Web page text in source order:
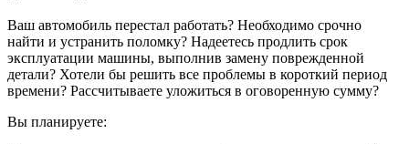
Ваш автомобиль перестал работать? Необходимо срочно
найти и устранить поломку? Надеетесь продлить срок
эксплуатации машины, выполнив замену поврежденной
детали? Хотели бы решить все проблемы в короткий период
времени? Рассчитываете уложиться в оговоренную сумму?
Вы планируете: